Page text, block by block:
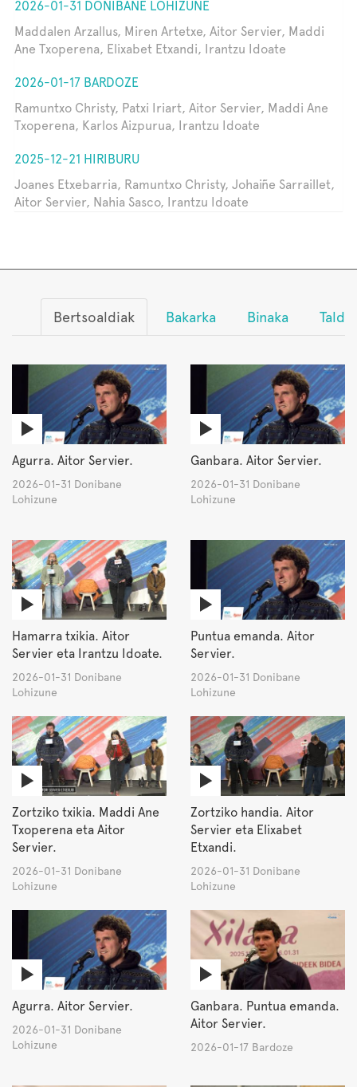
2026-01-31 DONIBANE LOHIZUNE
Maddalen Arzallus, Miren Artetxe, Aitor Servier, Maddi
Ane Txoperena, Elixabet Etxandi, Irantzu Idoate
2026-01-17 BARDOZE
Ramuntxo Christy, Patxi Iriart, Aitor Servier, Maddi Ane
Txoperena, Karlos Aizpurua, Irantzu Idoate
2025-12-21 HIRIBURU
Joanes Etxebarria, Ramuntxo Christy, Johaiñe Sarraillet,
Aitor Servier, Nahia Sasco, Irantzu Idoate
Bertsoaldiak Bakarka Binaka
Agurra. Aitor Servier.
2026-01-31 Donibane
Lohizune
Ganbara. Aitor Servier.
2026-01-31 Donibane
Lohizune
Hamarra txikia. Aitor
Servier eta Irantzu Idoate.
2026-01-31 Donibane
Lohizune
Puntua emanda. Aitor
Servier.
2026-01-31 Donibane
Lohizune
Zortziko txikia. Maddi Ane
Txoperena eta Aitor
Servier.
2026-01-31 Donibane
Lohizune
Zortziko handia. Aitor
Servier eta Elixabet
Etxandi.
2026-01-31 Donibane
Lohizune
Agurra. Aitor Servier.
2026-01-31 Donibane
Lohizune
Ganbara. Puntua emanda.
Aitor Servier.
2026-01-17 Bardoze